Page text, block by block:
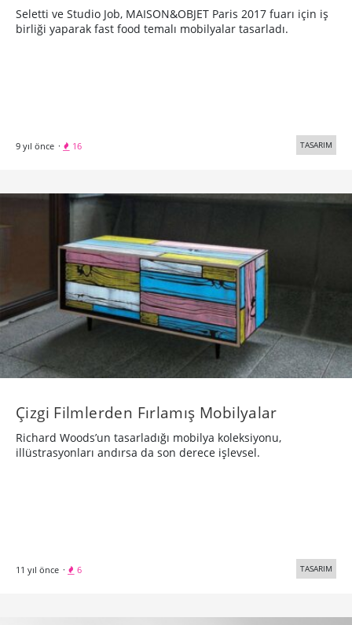
Seletti ve Studio Job, MAISON&OBJET Paris 2017 fuarı için iş
birliği yaparak fast food temalı mobilyalar tasarladı.
9 yıl önce · 16 TASARIM
Çizgi Filmlerden Fırlamış Mobilyalar
Richard Woods’un tasarladığı mobilya koleksiyonu,
illüstrasyonları andırsa da son derece işlevsel.
11 yıl önce · 6 TASARIM